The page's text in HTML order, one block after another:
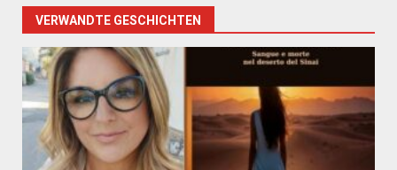
VERWANDTE GESCHICHTEN